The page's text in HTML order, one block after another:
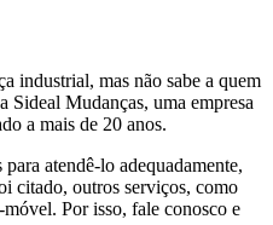
industrial, mas não sabe a quem
Sideal Mudanças, uma empresa
a mais de 20 anos.
atendê-lo adequadamente,
citado, outros serviços, como
Por isso, fale conosco e